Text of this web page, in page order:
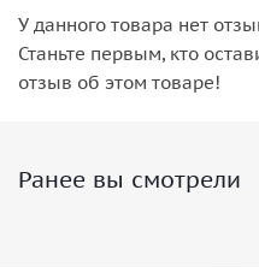
У данного товара нет
Станьте первым, кто
отзыв об этом товаре!
Ранее вы смотрели